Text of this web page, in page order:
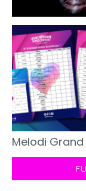
Melodi Grand